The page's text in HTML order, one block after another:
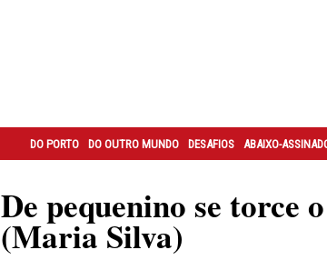
DO PORTO DO OUTRO MUNDO DESAFIOS ABAIXO-
De pequenino se torce
(Maria Silva)